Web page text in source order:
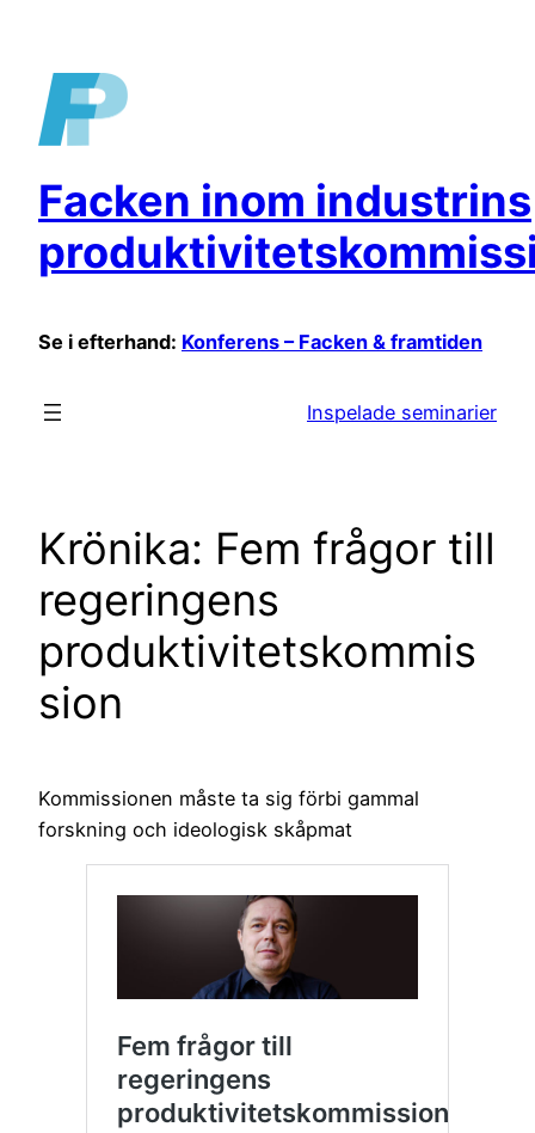
innehåll
Facken inom industrins
Se i efterhand: Konferens – Facken & framtiden
Inspelade seminarier
Krönika: Fem frågor till
regeringens
produktivitetskommis
sion
Kommissionen måste ta sig förbi gammal
forskning och ideologisk skåpmat